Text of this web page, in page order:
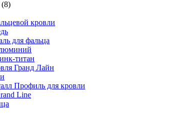
(8)
кровли
для фальца
титан
Гранд Лайн
Профиль для кровли
Line